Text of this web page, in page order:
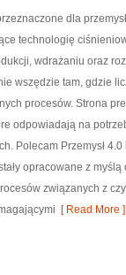
dla
technologię
wdrażaniu oraz
wszędzie tam, gdzie
procesów. Strona
odpowiadają na
Polecam Przemysł
opracowane z
związanych z
[ Read More ]